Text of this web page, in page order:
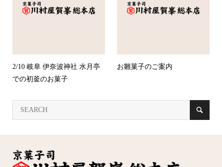
2/10 岐阜 伊奈波神社 水月亭
での初釜のお菓子
お雛菓子のご案内